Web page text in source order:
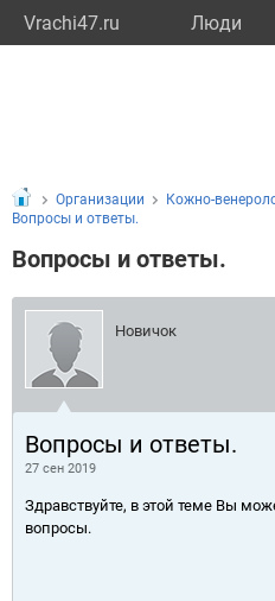
Vrachi47.ru Люди
Организации Кожно-
Вопросы и ответы.
Вопросы и ответы.
Новичок
Вопросы и ответы.
27 сен 2019
Здравствуйте, в этой теме Вы
вопросы.